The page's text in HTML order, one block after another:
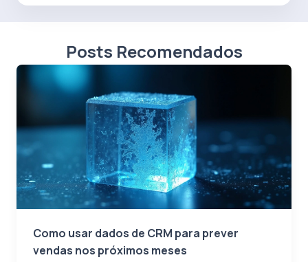
Posts Recomendados
Como usar dados de CRM para prever
vendas nos próximos meses